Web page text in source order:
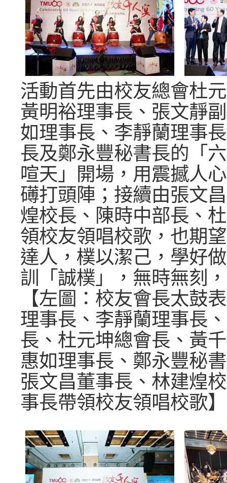
活動首先由校友總會杜
黃明裕理事長、張文靜
如理事長、李靜蘭理事
長及鄭永豐秘書長的「
喧天」開場，用震撼人
礡打頭陣；接續由張文
煌校長、陳時中部長、
領校友領唱校歌，也期
達人，樸以潔己，學好
訓「誠樸」，無時無刻
【左圖：校友會長太鼓
理事長、李靜蘭理事長
長、杜元坤總會長、黃
惠如理事長、鄭永豐秘
張文昌董事長、林建煌
事長帶領校友領唱校歌】